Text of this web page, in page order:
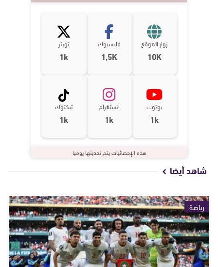
زوار الموقع
10K
فايسبوك
1,5K
تويتر
1k
يوتوب
1k
انستغرام
1k
تيكتوك
1k
هذه الإحصائيات يتم تحديثها يوميا
شاهد أيضا
رياضة